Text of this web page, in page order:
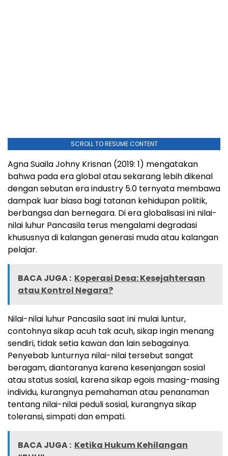
SCROLL TO RESUME CONTENT
Agna Suaila Johny Krisnan (2019: 1) mengatakan
bahwa pada era global atau sekarang lebih dikenal
dengan sebutan era industry 5.0 ternyata membawa
dampak luar biasa bagi tatanan kehidupan politik,
berbangsa dan bernegara. Di era globalisasi ini nilai-
nilai luhur Pancasila terus mengalami degradasi
khususnya di kalangan generasi muda atau kalangan
pelajar.
BACA JUGA : Koperasi Desa: Kesejahteraan
atau Kontrol Negara?
Nilai-nilai luhur Pancasila saat ini mulai luntur,
contohnya sikap acuh tak acuh, sikap ingin menang
sendiri, tidak setia kawan dan lain sebagainya.
Penyebab lunturnya nilai-nilai tersebut sangat
beragam, diantaranya karena kesenjangan sosial
atau status sosial, karena sikap egois masing-masing
individu, kurangnya pemahaman atau penanaman
tentang nilai-nilai peduli sosial, kurangnya sikap
toleransi, simpati dan empati.
BACA JUGA : Ketika Hukum Kehilangan